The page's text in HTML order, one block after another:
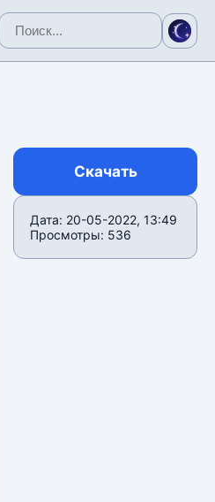
Скачать
Дата: 20-05-2022, 13:49
Просмотры: 536